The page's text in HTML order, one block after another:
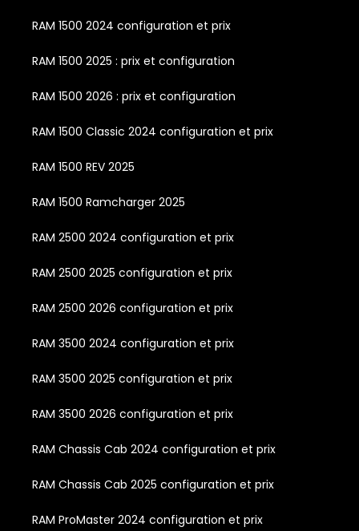
RAM 1500 2024 configuration et prix
RAM 1500 2025 : prix et configuration
RAM 1500 2026 : prix et configuration
RAM 1500 Classic 2024 configuration et prix
RAM 1500 REV 2025
RAM 1500 Ramcharger 2025
RAM 2500 2024 configuration et prix
RAM 2500 2025 configuration et prix
RAM 2500 2026 configuration et prix
RAM 3500 2024 configuration et prix
RAM 3500 2025 configuration et prix
RAM 3500 2026 configuration et prix
RAM Chassis Cab 2024 configuration et prix
RAM Chassis Cab 2025 configuration et prix
RAM ProMaster 2024 configuration et prix